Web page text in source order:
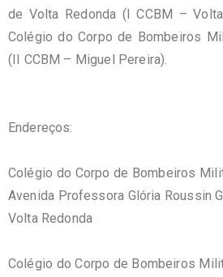
de Volta Redonda (I CCBM –
Colégio do Corpo de Bombeiros
(II CCBM – Miguel Pereira).
Endereços:
Colégio do Corpo de Bombeiros
Avenida Professora Glória Roussin
Volta Redonda
Colégio do Corpo de Bombeiros